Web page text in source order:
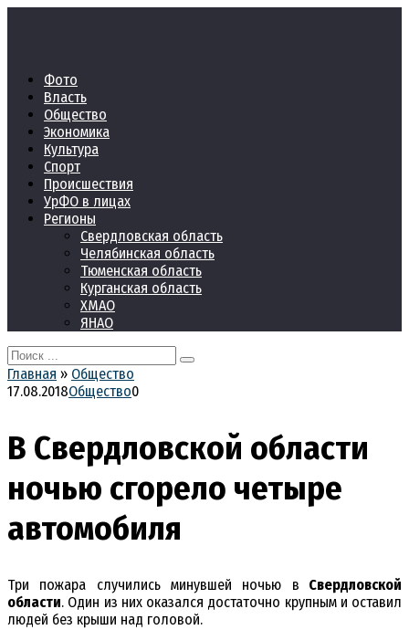
Фото
Власть
Общество
Экономика
Культура
Спорт
Происшествия
УрФО в лицах
Регионы
Свердловская область
Челябинская область
Тюменская область
Курганская область
ХМАО
ЯНАО
Search
for:
Главная » Общество
17.08.2018Общество0
В Свердловской области
ночью сгорело четыре
автомобиля
Три пожара случились минувшей ночью в Свердловской
области. Один из них оказался достаточно крупным и оставил
людей без крыши над головой.